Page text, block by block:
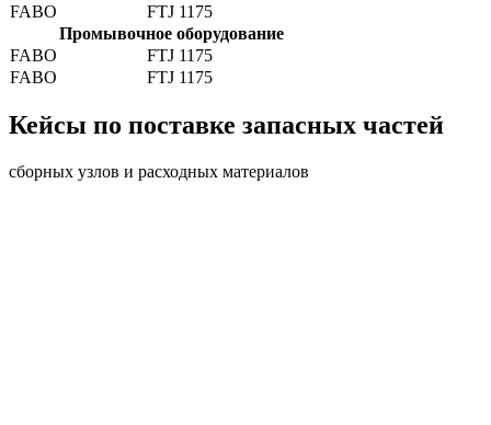
FABO
FTJ 1175
Промывочное оборудование
FABO
FTJ 1175
FABO
FTJ 1175
Кейсы по поставке запасных частей
сборных узлов и расходных материалов